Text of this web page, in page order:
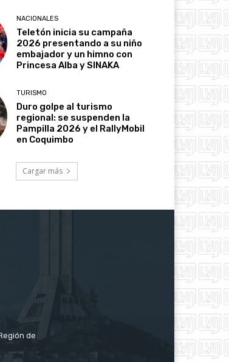
NACIONALES
Teletón inicia su campaña
2026 presentando a su niño
embajador y un himno con
Princesa Alba y SINAKA
TURISMO
Duro golpe al turismo
regional: se suspenden la
Pampilla 2026 y el RallyMobil
en Coquimbo
Cargar más
de